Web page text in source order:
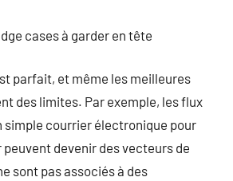
cases à garder en tête
parfait, et même les meilleures
des limites. Par exemple, les flux
simple courrier électronique pour
peuvent devenir des vecteurs de
sont pas associés à des